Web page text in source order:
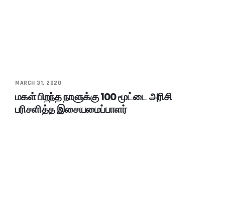
MARCH 31, 2020
மகள் பிறந்த நாளுக்கு 100 மூட்டை அரிசி
பரிசளித்த இசையமைப்பாளர்